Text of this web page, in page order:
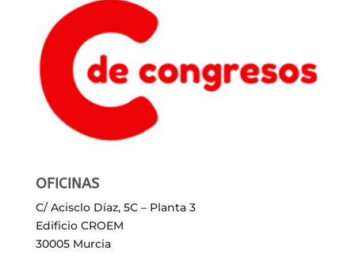
OFICINAS
C/ Acisclo Díaz, 5C – Planta 3
Edificio CROEM
30005 Murcia